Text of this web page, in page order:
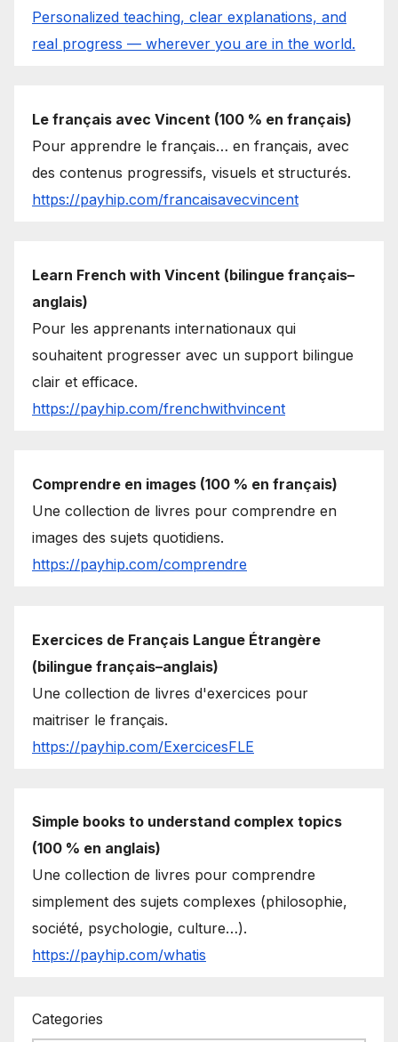
Personalized teaching, clear explanations, and
real progress — wherever you are in the world.
Le français avec Vincent (100 % en français)
Pour apprendre le français… en français, avec
des contenus progressifs, visuels et structurés.
https://payhip.com/francaisavecvincent
Learn French with Vincent (bilingue français–
anglais)
Pour les apprenants internationaux qui
souhaitent progresser avec un support bilingue
clair et efficace.
https://payhip.com/frenchwithvincent
Comprendre en images (100 % en français)
Une collection de livres pour comprendre en
images des sujets quotidiens.
https://payhip.com/comprendre
Exercices de Français Langue Étrangère
(bilingue français–anglais)
Une collection de livres d'exercices pour
maitriser le français.
https://payhip.com/ExercicesFLE
Simple books to understand complex topics
(100 % en anglais)
Une collection de livres pour comprendre
simplement des sujets complexes (philosophie,
société, psychologie, culture…).
https://payhip.com/whatis
Categories